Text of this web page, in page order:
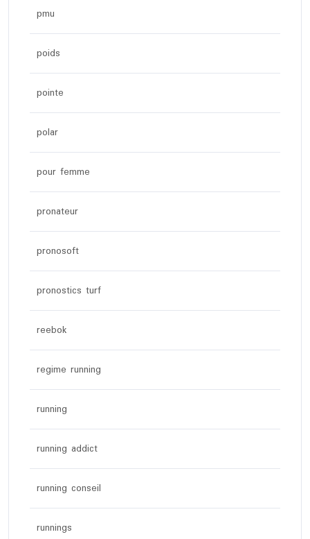
pmu
poids
pointe
polar
pour femme
pronateur
pronosoft
pronostics turf
reebok
regime running
running
running addict
running conseil
runnings